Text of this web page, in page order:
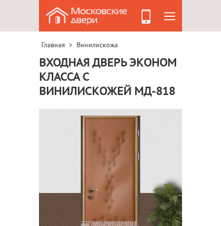
Главная > Винилискожа
ВХОДНАЯ ДВЕРЬ ЭКОНОМ
КЛАССА С
ВИНИЛИСКОЖЕЙ МД-818